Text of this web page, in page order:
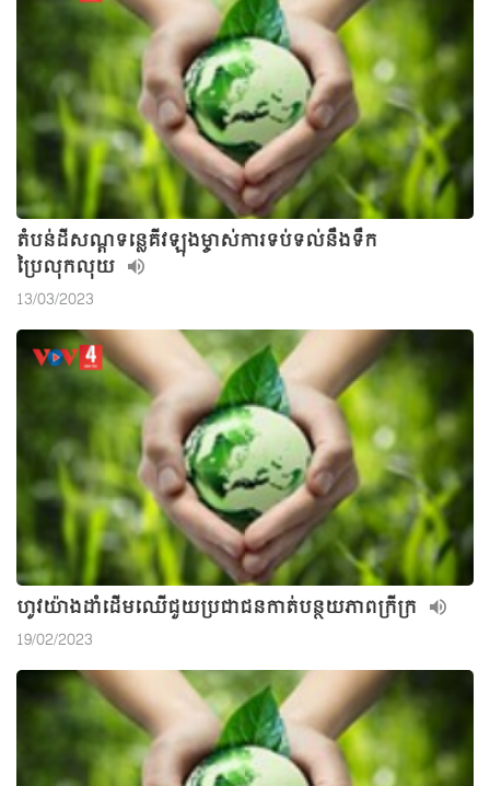
តំបន់ដីសណ្តទន្លេគីវឡុងម្ចាស់ការទប់ទល់នឹងទឹក
ប្រៃលុកលុយ
13/03/2023
ហូវយ៉ាងដាំដើមឈើជួយប្រជាជនកាត់បន្ថយភាពក្រីក្រ
19/02/2023